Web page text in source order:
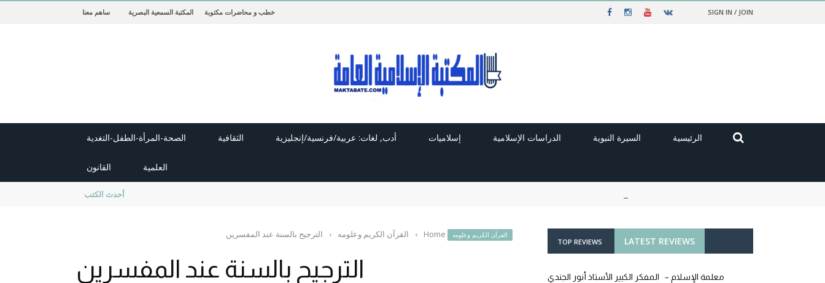
SIGN IN / JOIN خطب و محاضرات مكتوبة المكتبة السمعية البصرية ساهم معنا
الرئيسية السيرة النبوية الدراسات الإسلامية إسلاميات أدب, لغات: عربية/فرنسية/إنجليزية الثقافية الصحة-المرأة-الطفل-التغدية
العلمية القانون
أحدث الكتب
القرآن الكريم وعلومه Home
› القرآن الكريم وعلومه › الترجيح بالسنة عند المفسرين
الترجيح بالسنة عند المفسرين
LATEST REVIEWS
TOP REVIEWS
معلمة الإسلام – المفكر الكبير الأستاذ أنور الجندي